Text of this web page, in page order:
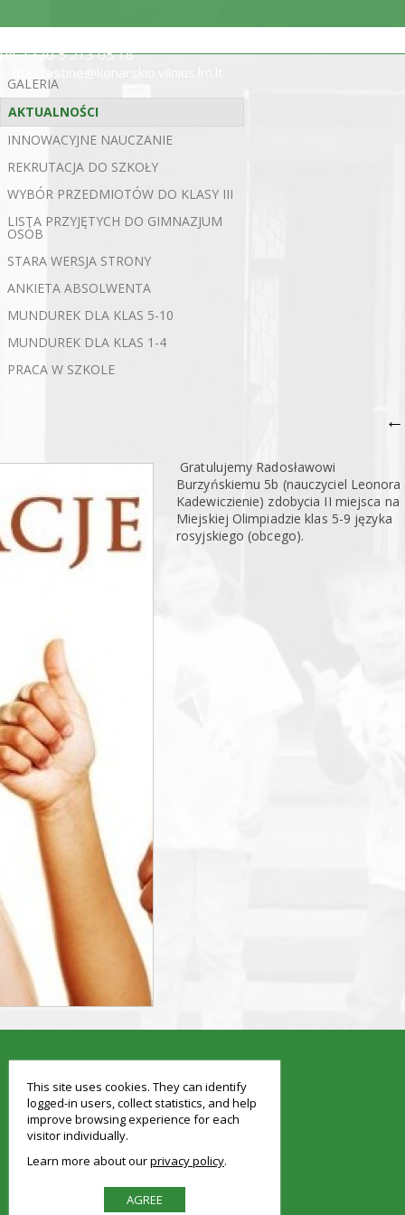
tel. +370 5 213 05 18
GALERIA
AKTUALNOŚCI
INNOWACYJNE NAUCZANIE
REKRUTACJA DO SZKOŁY
WYBÓR PRZEDMIOTÓW DO KLASY III
LISTA PRZYJĘTYCH DO GIMNAZJUM
OSÓB
STARA WERSJA STRONY
ANKIETA ABSOLWENTA
MUNDUREK DLA KLAS 5-10
MUNDUREK DLA KLAS 1-4
PRACA W SZKOLE
←
Gratulujemy Radosławowi
Burzyńskiemu 5b (nauczyciel Leonora
Kadewiczienie) zdobycia II miejsca na
Miejskiej Olimpiadzie klas 5-9 języka
rosyjskiego (obcego).
foreash
This site uses cookies. They can identify
logged-in users, collect statistics, and help
improve browsing experience for each
visitor individually.
Learn more about ourprivacy policy
AGREE